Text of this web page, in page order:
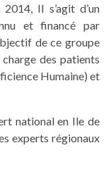
Il s’agit d’un
et financé par
de ce groupe
des patients
Humaine) et
national en Ile de
experts régionaux